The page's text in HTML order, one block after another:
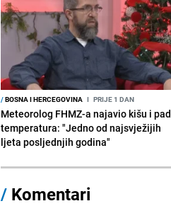
/BOSNA I HERCEGOVINA I PRIJE 1 DAN
Meteorolog FHMZ-a najavio kišu i pad
temperatura: "Jedno od najsvježijih
ljeta posljednjih godina"
/ Komentari